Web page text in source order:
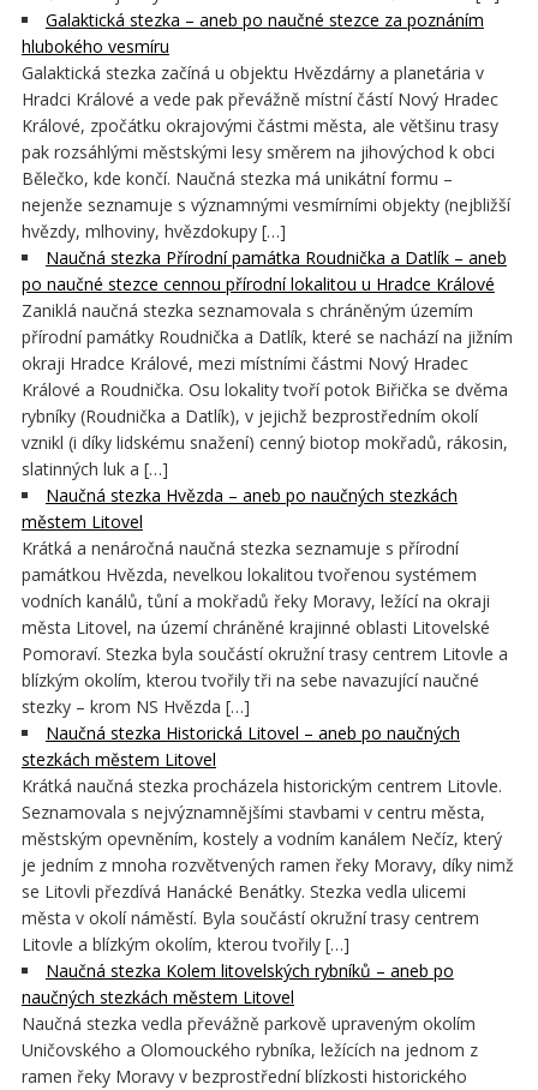
Galaktická stezka – aneb po naučné stezce za poznáním
hlubokého vesmíru
Galaktická stezka začíná u objektu Hvězdárny a planetária v
Hradci Králové a vede pak převážně místní částí Nový Hradec
Králové, zpočátku okrajovými částmi města, ale většinu trasy
pak rozsáhlými městskými lesy směrem na jihovýchod k obci
Bělečko, kde končí. Naučná stezka má unikátní formu –
nejenže seznamuje s významnými vesmírními objekty (nejbližší
hvězdy, mlhoviny, hvězdokupy […]
Naučná stezka Přírodní památka Roudnička a Datlík – aneb
po naučné stezce cennou přírodní lokalitou u Hradce Králové
Zaniklá naučná stezka seznamovala s chráněným územím
přírodní památky Roudnička a Datlík, které se nachází na jižním
okraji Hradce Králové, mezi místními částmi Nový Hradec
Králové a Roudnička. Osu lokality tvoří potok Biřička se dvěma
rybníky (Roudnička a Datlík), v jejichž bezprostředním okolí
vznikl (i díky lidskému snažení) cenný biotop mokřadů, rákosin,
slatinných luk a […]
Naučná stezka Hvězda – aneb po naučných stezkách
městem Litovel
Krátká a nenáročná naučná stezka seznamuje s přírodní
památkou Hvězda, nevelkou lokalitou tvořenou systémem
vodních kanálů, tůní a mokřadů řeky Moravy, ležící na okraji
města Litovel, na území chráněné krajinné oblasti Litovelské
Pomoraví. Stezka byla součástí okružní trasy centrem Litovle a
blízkým okolím, kterou tvořily tři na sebe navazující naučné
stezky – krom NS Hvězda […]
Naučná stezka Historická Litovel – aneb po naučných
stezkách městem Litovel
Krátká naučná stezka procházela historickým centrem Litovle.
Seznamovala s nejvýznamnějšími stavbami v centru města,
městským opevněním, kostely a vodním kanálem Nečíz, který
je jedním z mnoha rozvětvených ramen řeky Moravy, díky nimž
se Litovli přezdívá Hanácké Benátky. Stezka vedla ulicemi
města v okolí náměstí. Byla součástí okružní trasy centrem
Litovle a blízkým okolím, kterou tvořily […]
Naučná stezka Kolem litovelských rybníků – aneb po
naučných stezkách městem Litovel
Naučná stezka vedla převážně parkově upraveným okolím
Uničovského a Olomouckého rybníka, ležících na jednom z
ramen řeky Moravy v bezprostřední blízkosti historického